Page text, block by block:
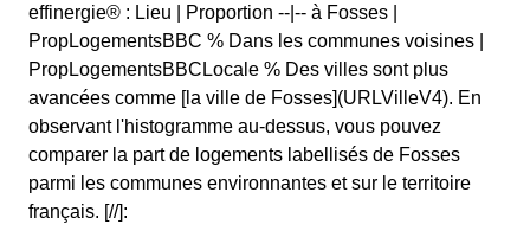
effinergie® : Lieu | Proportion --|-- à Fosses |
PropLogementsBBC % Dans les communes voisines |
PropLogementsBBCLocale % Des villes sont plus
avancées comme [la ville de Fosses](URLVilleV4). En
observant l'histogramme au-dessus, vous pouvez
comparer la part de logements labellisés de Fosses
parmi les communes environnantes et sur le territoire
français. [//]: